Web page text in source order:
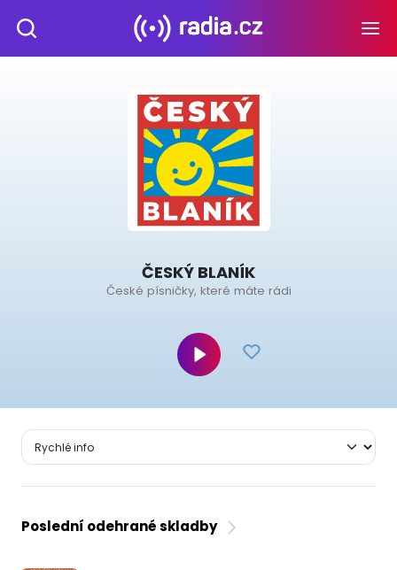
ČESKÝ BLANÍK
České písničky, které máte rádi
Poslední odehrané skladby